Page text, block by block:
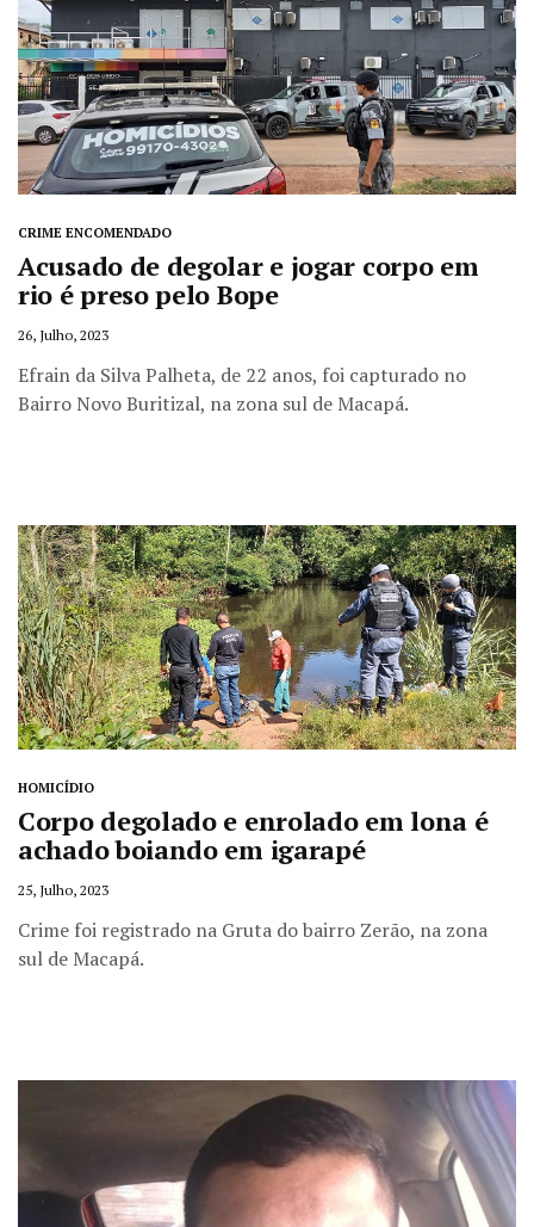
CRIME ENCOMENDADO
Acusado de degolar e jogar corpo em
rio é preso pelo Bope
26, Julho, 2023
Efrain da Silva Palheta, de 22 anos, foi capturado no
Bairro Novo Buritizal, na zona sul de Macapá.
HOMICÍDIO
Corpo degolado e enrolado em lona é
achado boiando em igarapé
25, Julho, 2023
Crime foi registrado na Gruta do bairro Zerão, na zona
sul de Macapá.